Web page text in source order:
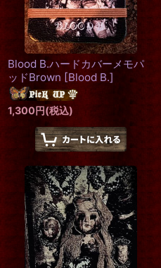
Blood B.ハードカバーメモパ
ッドBrown [Blood B.]
1,300円(税込)